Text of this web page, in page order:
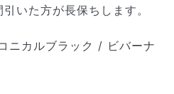
ったら？
いる」「折れている」などの
なことでもお気軽にサポート
金にて補償いたします。
いた方が長保ちします。
ニカルブラック / ビバーナ